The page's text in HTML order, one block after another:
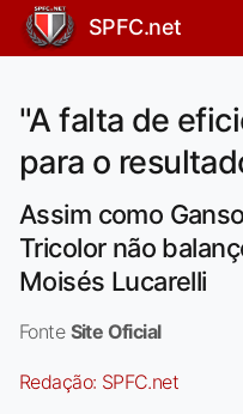
SPFC.net
"A falta de
para o
Assim como
Tricolor não
Moisés Lucarelli
Fonte Site Oficial
Redação: SPFC.net